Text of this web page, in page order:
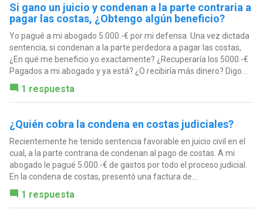
Si gano un juicio y condenan a la parte contraria a
pagar las costas, ¿Obtengo algún beneficio?
Yo pagué a mi abogado 5.000.-€ por mi defensa. Una vez dictada
sentencia, si condenan a la parte perdedora a pagar las costas,
¿En qué me beneficio yo exactamente? ¿Recuperaría los 5000.-€
Pagados a mi abogado y ya está? ¿O recibiría más dinero? Digo...
1 respuesta
¿Quién cobra la condena en costas judiciales?
Recientemente he tenido sentencia favorable en juicio civil en el
cual, a la parte contraria de condenan al pago de costas. A mi
abogado le pagué 5.000.-€ de gastos por todo el proceso judicial.
En la condena de costas, presentó una factura de...
1 respuesta